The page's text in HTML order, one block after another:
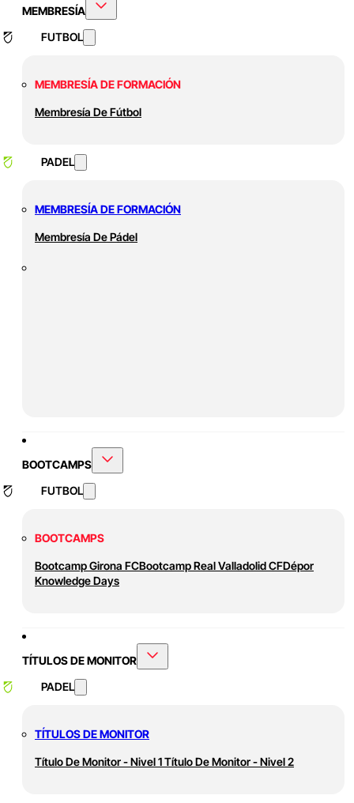
MEMBRESÍA
FUTBOL
MEMBRESÍA DE FORMACIÓN
Membresía De Fútbol
PADEL
MEMBRESÍA DE FORMACIÓN
Membresía De Pádel
BOOTCAMPS
FUTBOL
BOOTCAMPS
Bootcamp Girona FCBootcamp Real Valladolid CFDépor
Knowledge Days
TÍTULOS DE MONITOR
PADEL
TÍTULOS DE MONITOR
Título De Monitor - Nivel 1Título De Monitor - Nivel 2